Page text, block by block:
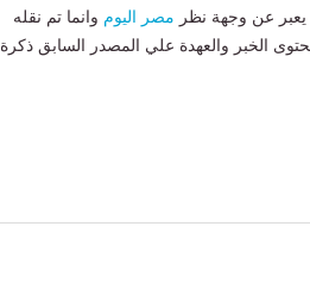
يعبر عن وجهة نظر مصر اليوم وانما تم نقله
الخبر والعهدة علي المصدر السابق ذكرة.